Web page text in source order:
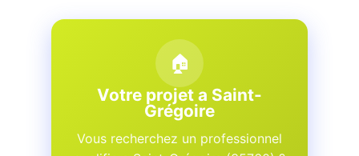
🏠
Votre projet a Saint-
Grégoire
Vous recherchez un professionnel